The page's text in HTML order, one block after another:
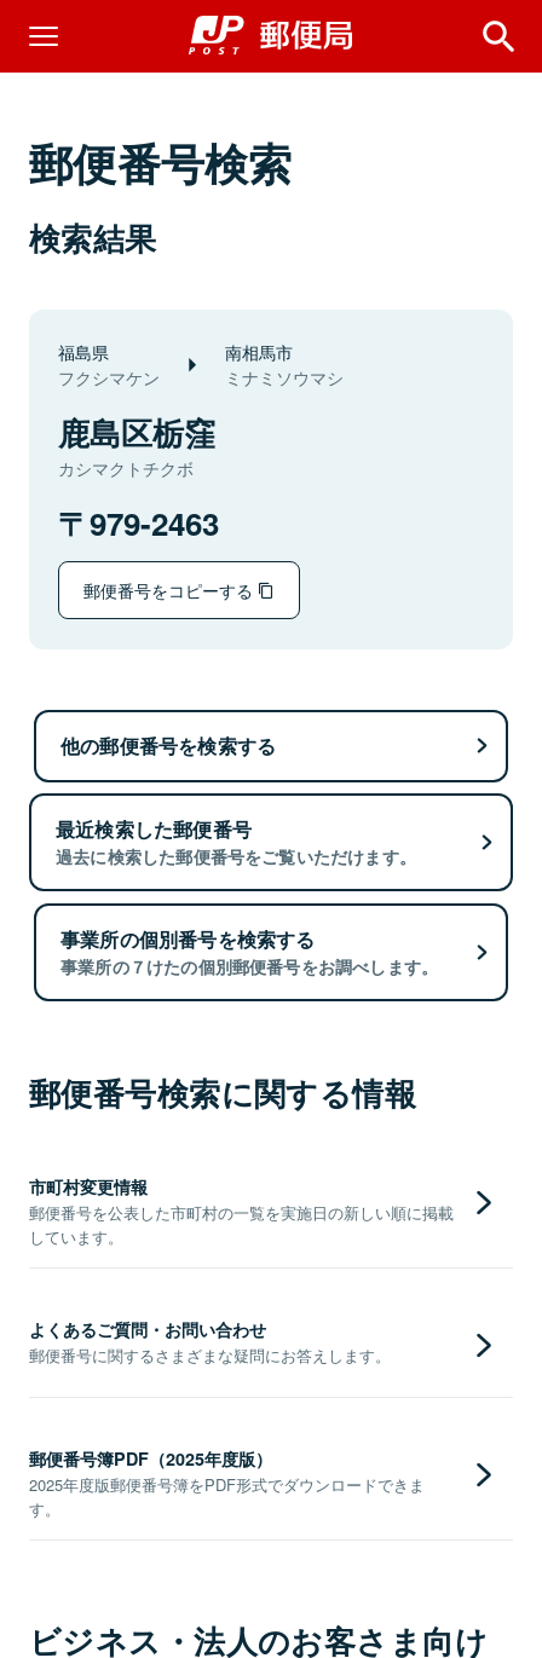
郵便番号検索
検索結果
福島県
フクシマケン
南相馬市
ミナミソウマシ
鹿島区栃窪
カシマクトチクボ
979-2463
郵便番号をコピーする
他の郵便番号を検索する
最近検索した郵便番号
過去に検索した郵便番号をご覧いただけます。
事業所の個別番号を検索する
事業所の７けたの個別郵便番号をお調べします。
郵便番号検索に関する情報
市町村変更情報
郵便番号を公表した市町村の一覧を実施日の新しい順に掲載
しています。
よくあるご質問・お問い合わせ
郵便番号に関するさまざまな疑問にお答えします。
郵便番号簿PDF（2025年度版）
2025年度版郵便番号簿をPDF形式でダウンロードできま
す。
ビジネス・法人のお客さま向け